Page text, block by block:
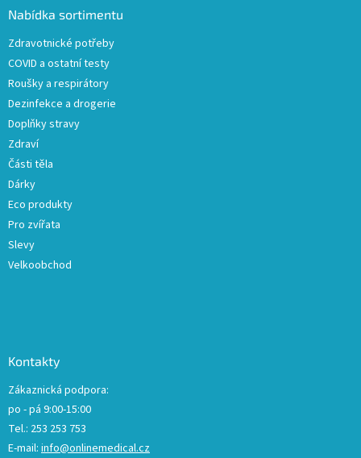
Nabídka sortimentu
Zdravotnické potřeby
COVID a ostatní testy
Roušky a respirátory
Dezinfekce a drogerie
Doplňky stravy
Zdraví
Části těla
Dárky
Eco produkty
Pro zvířata
Slevy
Velkoobchod
Kontakty
Zákaznická podpora:
po - pá 9:00-15:00
Tel.: 253 253 753
E-mail: info@onlinemedical.cz